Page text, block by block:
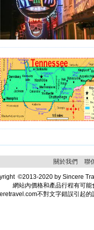
關於我們 聯
©2013-2020 by Sincere
網站內價格和產品行程有可
不對文字錯誤引起